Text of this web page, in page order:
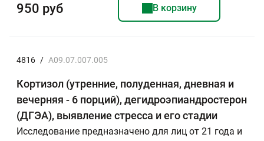
950 руб В корзину
4816 / A09.07.007.005
Кортизол (утренние, полуденная, дневная и
вечерняя - 6 порций), дегидроэпиандростерон
(ДГЭА), выявление стресса и его стадии
Исследование предназначено для лиц от 21 года и